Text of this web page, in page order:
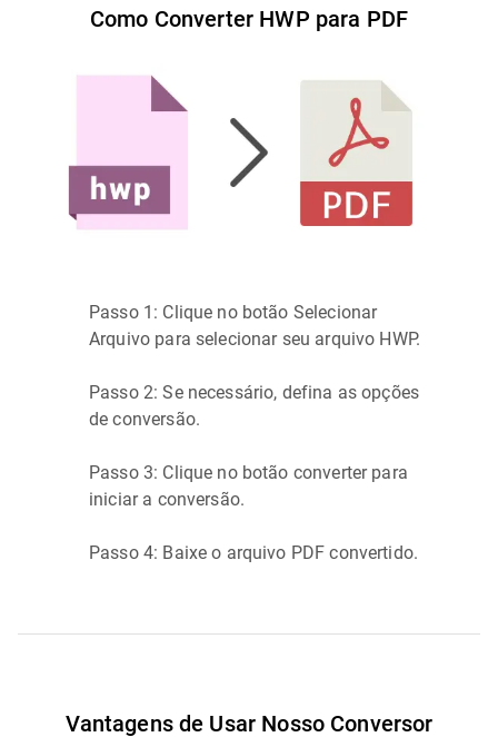
Como Converter HWP para PDF
Passo 1: Clique no botão Selecionar
Arquivo para selecionar seu arquivo HWP.
Passo 2: Se necessário, defina as opções
de conversão.
Passo 3: Clique no botão converter para
iniciar a conversão.
Passo 4: Baixe o arquivo PDF convertido.
Vantagens de Usar Nosso Conversor